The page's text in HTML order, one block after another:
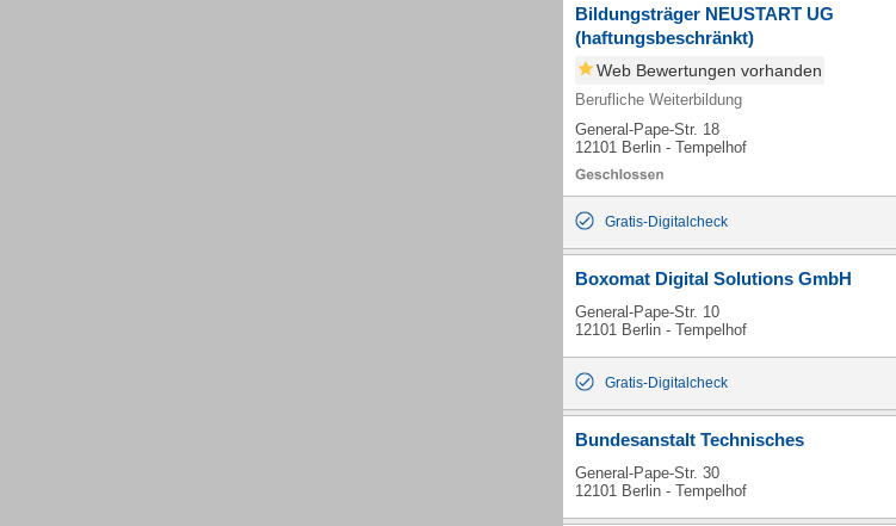
Bildungsträger NEUSTART UG
(haftungsbeschränkt)
Web Bewertungen vorhanden
Berufliche Weiterbildung
General-Pape-Str. 18
12101 Berlin - Tempelhof
Gratis-Digitalcheck
Boxomat Digital Solutions GmbH
General-Pape-Str. 10
12101 Berlin - Tempelhof
Gratis-Digitalcheck
Bundesanstalt Technisches
General-Pape-Str. 30
12101 Berlin - Tempelhof